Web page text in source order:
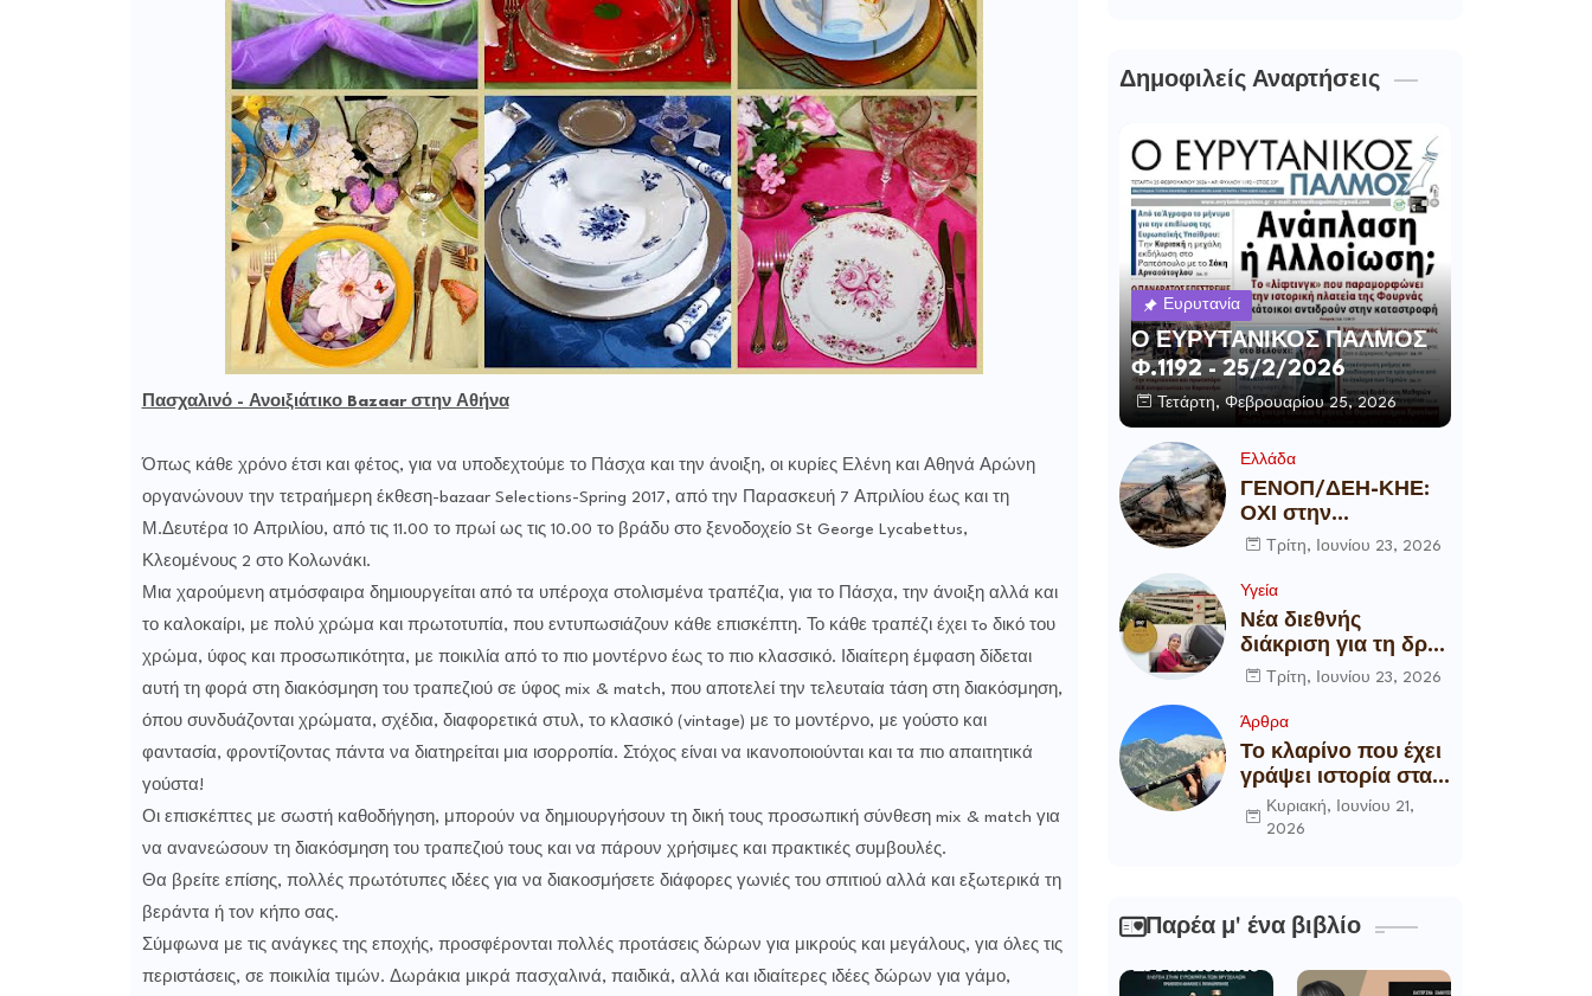
Πασχαλινό - Ανοιξιάτικο Bazaar στην Αθήνα
Όπως κάθε χρόνο έτσι και φέτος, για να υποδεχτούμε το Πάσχα και την άνοιξη, οι κυρίες Ελένη και Αθηνά Αρώνη
οργανώνουν την τετραήμερη έκθεση-bazaar Selections-Spring 2017, από την Παρασκευή 7 Απριλίου έως και τη
Μ.Δευτέρα 10 Απριλίου, από τις 11.00 το πρωί ως τις 10.00 το βράδυ στο ξενοδοχείο St George Lycabettus,
Κλεομένους 2 στο Κολωνάκι.
Μια χαρούμενη ατμόσφαιρα δημιουργείται από τα υπέροχα στολισμένα τραπέζια, για το Πάσχα, την άνοιξη αλλά και
το καλοκαίρι, με πολύ χρώμα και πρωτοτυπία, που εντυπωσιάζουν κάθε επισκέπτη. Το κάθε τραπέζι έχει τo δικό του
χρώμα, ύφος και προσωπικότητα, με ποικιλία από το πιο μοντέρνο έως το πιο κλασσικό. Ιδιαίτερη έμφαση δίδεται
αυτή τη φορά στη διακόσμηση του τραπεζιού σε ύφος mix & match, που αποτελεί την τελευταία τάση στη διακόσμηση,
όπου συνδυάζονται χρώματα, σχέδια, διαφορετικά στυλ, το κλασικό (vintage) με το μοντέρνο, με γούστο και
φαντασία, φροντίζοντας πάντα να διατηρείται μια ισορροπία. Στόχος είναι να ικανοποιούνται και τα πιο απαιτητικά
γούστα!
Οι επισκέπτες με σωστή καθοδήγηση, μπορούν να δημιουργήσουν τη δική τους προσωπική σύνθεση mix & match για
να ανανεώσουν τη διακόσμηση του τραπεζιού τους και να πάρουν χρήσιμες και πρακτικές συμβουλές.
Θα βρείτε επίσης, πολλές πρωτότυπες ιδέες για να διακοσμήσετε διάφορες γωνιές του σπιτιού αλλά και εξωτερικά τη
βεράντα ή τον κήπο σας.
Σύμφωνα με τις ανάγκες της εποχής, προσφέρονται πολλές προτάσεις δώρων για μικρούς και μεγάλους, για όλες τις
περιστάσεις, σε ποικιλία τιμών. Δωράκια μικρά πασχαλινά, παιδικά, αλλά και ιδιαίτερες ιδέες δώρων για γάμο,
Δημοφιλείς Αναρτήσεις
Ευρυτανία
Ο ΕΥΡΥΤΑΝΙΚΟΣ ΠΑΛΜΟΣ
Φ.1192 - 25/2/2026
Τετάρτη, Φεβρουαρίου 25, 2026
Ελλάδα
ΓΕΝΟΠ/ΔΕΗ-ΚΗΕ:
ΟΧΙ στην
αποξήλωση των
υποδομών της
χώρας
Τρίτη, Ιουνίου 23, 2026
Υγεία
Νέα διεθνής
διάκριση για τη δρ
Θάλεια
Διευθύντρια
Xειρουργό του
Metropolitan
General
Τρίτη, Ιουνίου 23, 2026
Άρθρα
Το κλαρίνο που έχει
γράψει ιστορία στα
χωριά της Ρούμελης
Κυριακή, Ιουνίου 21,
2026
Παρέα μ' ένα βιβλίο